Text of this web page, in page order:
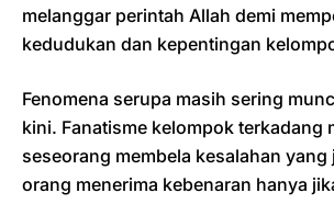
melanggar perintah Allah demi
kedudukan dan kepentingan
Fenomena serupa masih sering
kini. Fanatisme kelompok terkadang
seseorang membela kesalahan yang
orang menerima kebenaran hanya